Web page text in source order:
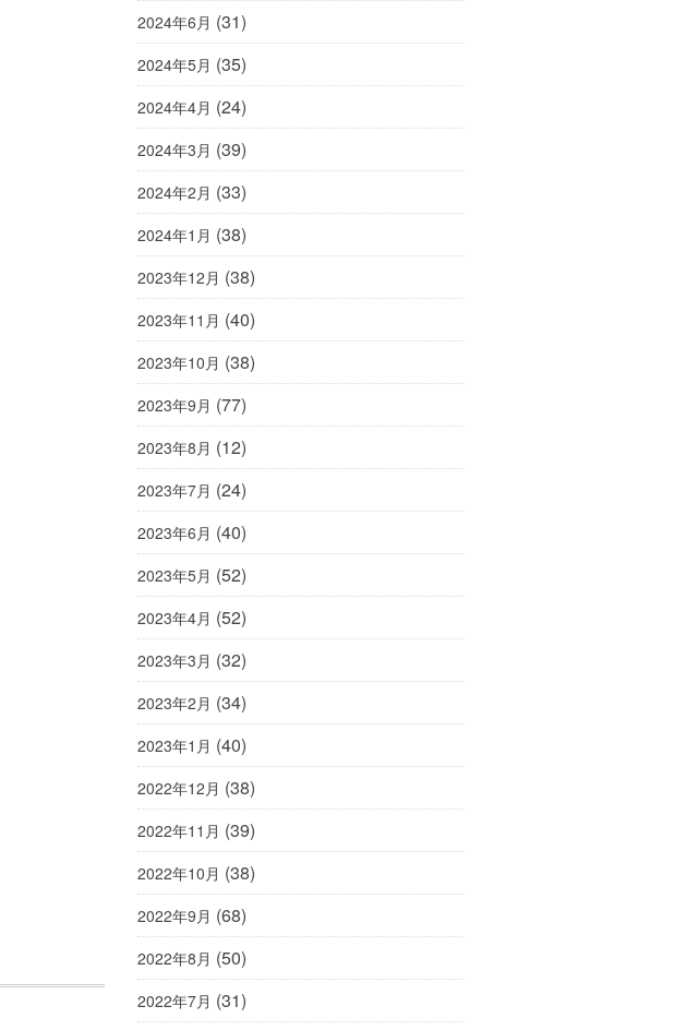
2024年6月 (31)
2024年5月 (35)
2024年4月 (24)
2024年3月 (39)
2024年2月 (33)
2024年1月 (38)
2023年12月 (38)
2023年11月 (40)
2023年10月 (38)
2023年9月 (77)
2023年8月 (12)
2023年7月 (24)
2023年6月 (40)
2023年5月 (52)
2023年4月 (52)
2023年3月 (32)
2023年2月 (34)
2023年1月 (40)
2022年12月 (38)
2022年11月 (39)
2022年10月 (38)
2022年9月 (68)
2022年8月 (50)
2022年7月 (31)